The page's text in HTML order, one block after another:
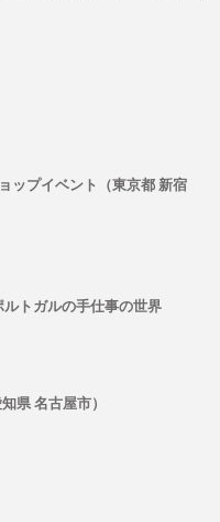
ップイベント（東京都 新宿
ルトガルの手仕事の世界
県 名古屋市）